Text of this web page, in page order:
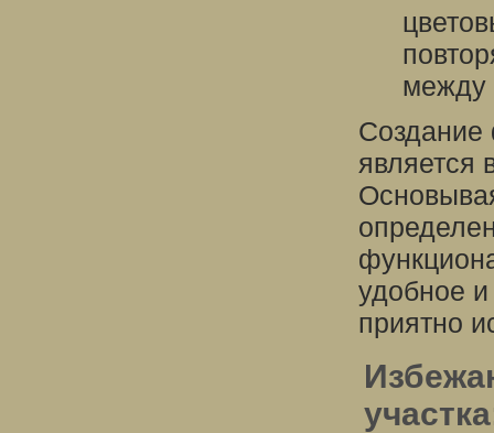
между
Создание
является
удобное и
приятно